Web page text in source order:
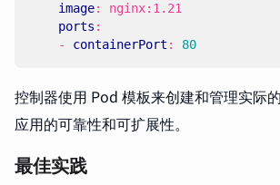
image:
nginx:1.21
ports :
- containerPort : 80
控制器使用 Pod 模板来创建和管理实际
应用的可靠性和可扩展性。
最佳实践